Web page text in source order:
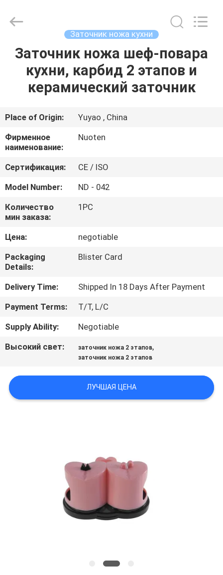
ДОМОЙ
ПРОДУКТЫ
ВИДЕОЗАПИСИ
О
НАС
ПО
ЗАВОДУ
КОНТРОЛЬ
КАЧЕСТВА
СВЯЖИТЕСЬ
С
НАМИ
НОВОСТИ
Appliance
Reserved.
Заточник ножа кухни
Заточник ножа шеф-повара
кухни, карбид 2 этапов и
керамический заточник
Place of Origin:
Yuyao , China
Фирменное
наименование:
Nuoten
Сертификация:
CE / ISO
Model Number:
ND - 042
Количество
мин заказа:
1PC
Цена:
negotiable
Packaging
Details:
Blister Card
Delivery Time:
Shipped In 18 Days After Payment
Payment Terms:
T/T, L/C
Supply Ability:
Negotiable
Высокий свет:
заточник ножа 2 этапов,
заточник ножа 2 этапов
ЛУЧШАЯ ЦЕНА